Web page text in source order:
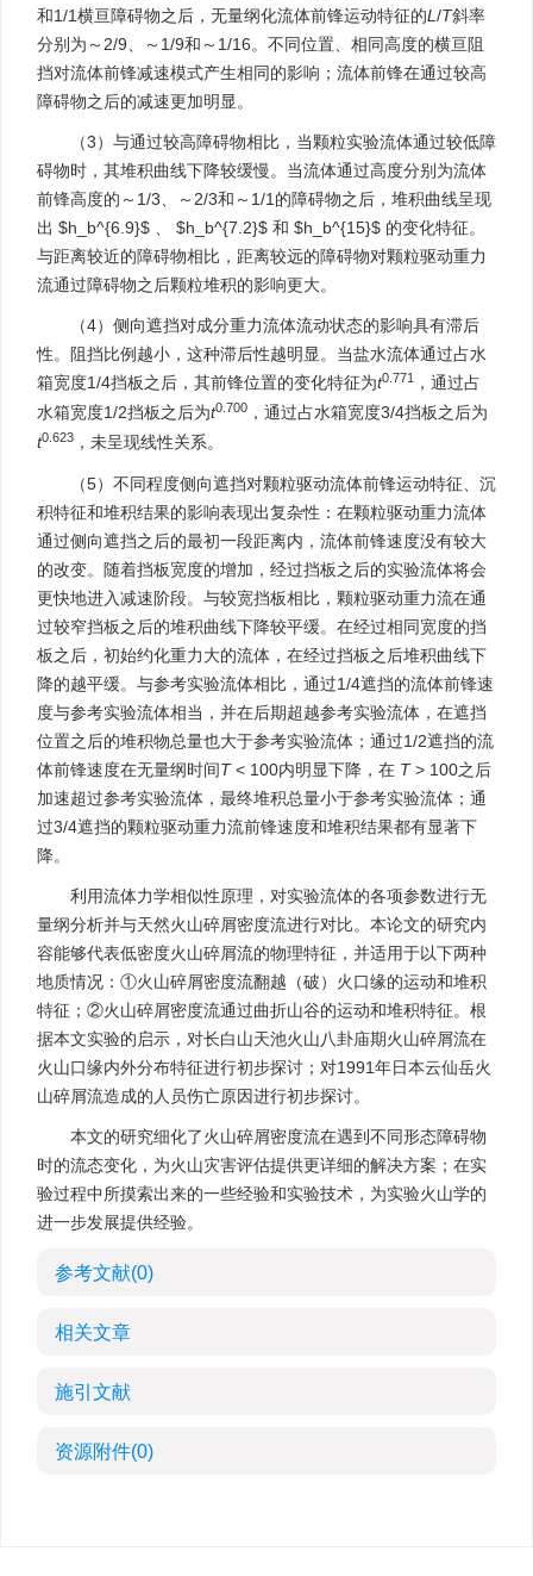
和1/1横亘障碍物之后，无量纲化流体前锋运动特征的L /T斜率
分别为～2/9、～1/9和～1/16。不同位置、相同高度的横亘阻
挡对流体前锋减速模式产生相同的影响；流体前锋在通过较高
障碍物之后的减速更加明显。
（3）与通过较高障碍物相比，当颗粒实验流体通过较低障
碍物时，其堆积曲线下降较缓慢。当流体通过高度分别为流体
前锋高度的～1/3、～2/3和～1/1的障碍物之后，堆积曲线呈现
出 $h_b^{6.9}$ $h_b^{7.2}$ 和 $h_b^{15}$ 的变化特征。
与距离较近的障碍物相比，距离较远的障碍物对颗粒驱动重力
流通过障碍物之后颗粒堆积的影响更大。
（4）侧向遮挡对成分重力流体流动状态的影响具有滞后
性。阻挡比例越小，这种滞后性越明显。当盐水流体通过占水
箱宽度1/4挡板之后，其前锋位置的变化特征为t0.771
，通过占
水箱宽度1/2挡板之后为t0.700 ，通过占水箱宽度3/4挡板之后为
t0.623 ，未呈现线性关系。
（5）不同程度侧向遮挡对颗粒驱动流体前锋运动特征、沉
积特征和堆积结果的影响表现出复杂性：在颗粒驱动重力流体
通过侧向遮挡之后的最初一段距离内，流体前锋速度没有较大
的改变。随着挡板宽度的增加，经过挡板之后的实验流体将会
更快地进入减速阶段。与较宽挡板相比，颗粒驱动重力流在通
过较窄挡板之后的堆积曲线下降较平缓。在经过相同宽度的挡
板之后，初始约化重力大的流体，在经过挡板之后堆积曲线下
降的越平缓。与参考实验流体相比，通过1/4遮挡的流体前锋速
度与参考实验流体相当，并在后期超越参考实验流体，在遮挡
位置之后的堆积物总量也大于参考实验流体；通过1/2遮挡的流
体前锋速度在无量纲时间T< 100内明显下降，在 T> 100之后
加速超过参考实验流体，最终堆积总量小于参考实验流体；通
过3/4遮挡的颗粒驱动重力流前锋速度和堆积结果都有显著下
降。
利用流体力学相似性原理，对实验流体的各项参数进行无
量纲分析并与天然火山碎屑密度流进行对比。本论文的研究内
容能够代表低密度火山碎屑流的物理特征，并适用于以下两种
地质情况：①火山碎屑密度流翻越（破）火口缘的运动和堆积
特征；②火山碎屑密度流通过曲折山谷的运动和堆积特征。根
据本文实验的启示，对长白山天池火山八卦庙期火山碎屑流在
火山口缘内外分布特征进行初步探讨；对1991年日本云仙岳火
山碎屑流造成的人员伤亡原因进行初步探讨。
本文的研究细化了火山碎屑密度流在遇到不同形态障碍物
时的流态变化，为火山灾害评估提供更详细的解决方案；在实
验过程中所摸索出来的一些经验和实验技术，为实验火山学的
进一步发展提供经验。
参考文献(0)
相关文章
施引文献
资源附件(0)